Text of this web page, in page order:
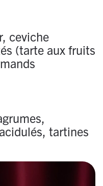
ceviche
(tarte aux fruits
tartines